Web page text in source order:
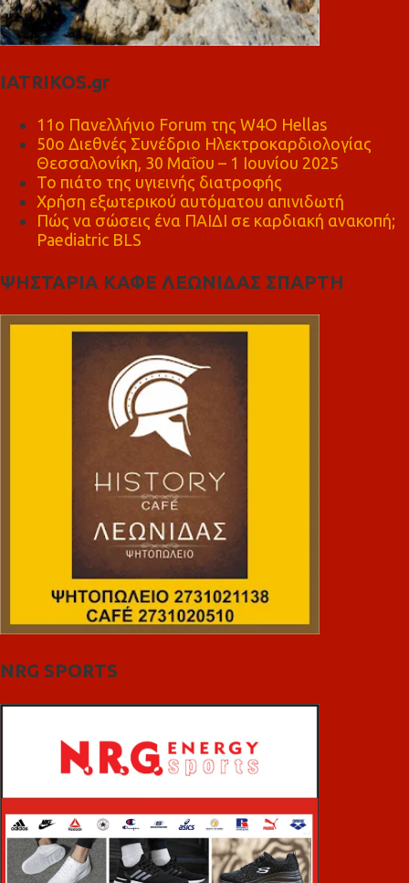
IATRIKOS.gr
11ο Πανελλήνιο Forum της W4O Hellas
50ο Διεθνές Συνέδριο Ηλεκτροκαρδιολογίας
Θεσσαλονίκη, 30 Μαΐου – 1 Ιουνίου 2025
Το πιάτο της υγιεινής διατροφής
Χρήση εξωτερικού αυτόματου απινιδωτή
Πώς να σώσεις ένα ΠΑΙΔΙ σε καρδιακή ανακοπή;
Paediatric BLS
ΨΗΣΤΑΡΙΑ ΚΑΦΕ ΛΕΩΝΙΔΑΣ ΣΠΑΡΤΗ
NRG SPORTS